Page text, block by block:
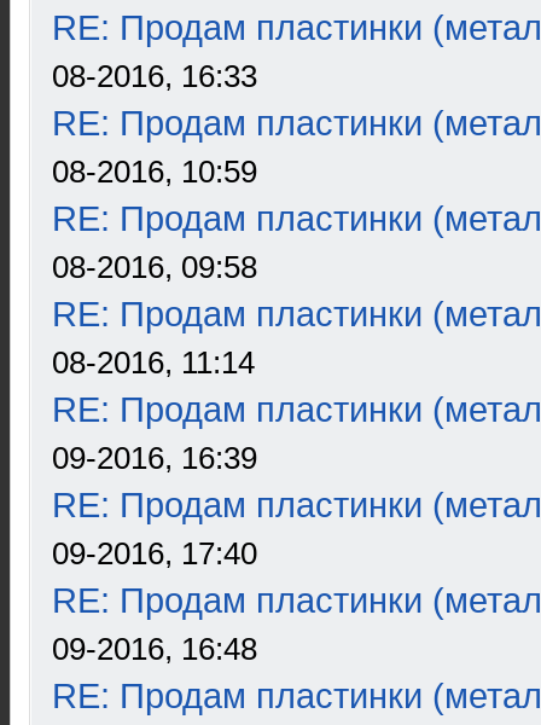
RE: Продам пластинки
08-2016, 16:33
RE: Продам пластинки
08-2016, 10:59
RE: Продам пластинки
08-2016, 09:58
RE: Продам пластинки
08-2016, 11:14
RE: Продам пластинки
09-2016, 16:39
RE: Продам пластинки
09-2016, 17:40
RE: Продам пластинки
09-2016, 16:48
RE: Продам пластинки